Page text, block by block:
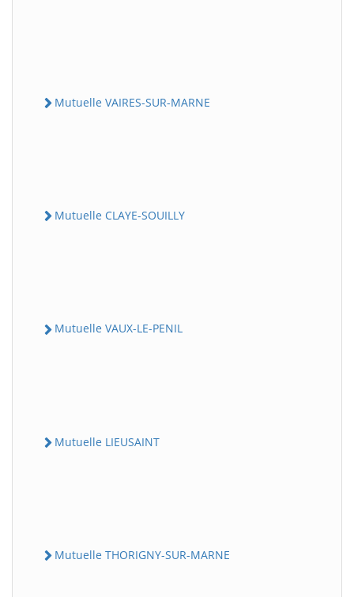
Mutuelle VAIRES-SUR-MARNE
Mutuelle CLAYE-SOUILLY
Mutuelle VAUX-LE-PENIL
Mutuelle LIEUSAINT
Mutuelle THORIGNY-SUR-MARNE